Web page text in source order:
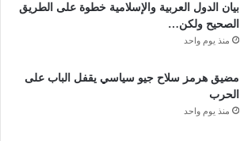
بيان الدول العربية والإسلامية خطوة على الطريق
الصحيح ولكن…
منذ يوم واحد
مضيق هرمز سلاح جيو سياسي يقفل الباب على
الحرب
منذ يوم واحد